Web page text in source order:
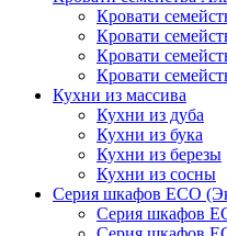
Кровати
Кровати
Кровати
Кровати
Кухни из массива
Кухни из дуба
Кухни из бука
Кухни из березы
Кухни из сосны
Серия шкафов ECO
Серия шкафов